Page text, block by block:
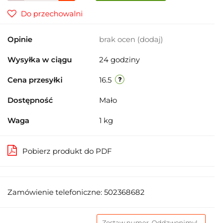
Do przechowalni
Opinie brak ocen (dodaj)
Wysyłka w ciągu 24 godziny
Cena przesyłki 16.5
Dostępność Mało
Waga 1 kg
Pobierz produkt do PDF
Zamówienie telefoniczne: 502368682